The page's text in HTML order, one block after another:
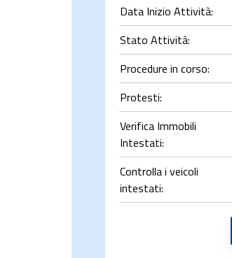
Data Inizio Attività:
Stato Attività:
Procedure in corso:
Protesti:
Verifica Immobili
Intestati:
Controlla i veicoli
intestati: